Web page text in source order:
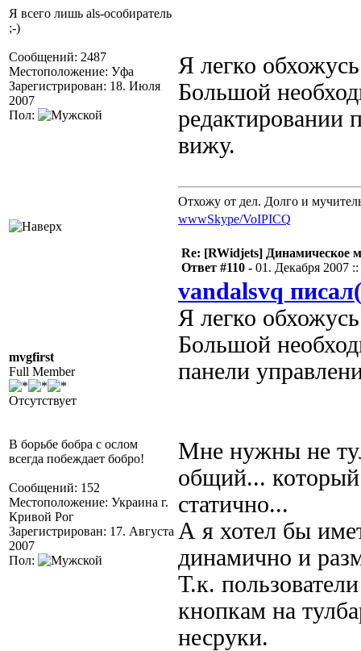
Я всего лишь als-особиратель
;-)
Сообщений: 2487
Местоположение: Уфа
Зарегистрирован: 18. Июля
2007
Пол:
Я легко
Большой
редактировании
вижу.
Отхожу от дел. Долго и
wwwSkype/VoIPICQ
mvgfirst
Full Member
Отсутствует
В борьбе бобра с ослом
всегда побеждает бобро!
Сообщений: 152
Местоположение: Украина г.
Кривой Рог
Зарегистрирован: 17. Августа
2007
Пол:
Re: [RWidjets] Динамическое
Ответ #110 - 01. Декабря 2007
vandalsvq
Я легко
Большой
панели
Мне нужны не
общий... который
статично...
А я хотел бы
динамично и
Т.к.
кнопкам на
несруки.